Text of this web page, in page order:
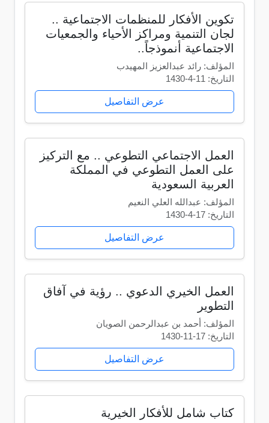
تكوين الأفكار للمنظمات الاجتماعية ..
لجان التنمية ومراكز الأحياء والجمعيات
الاجتماعية أنموذجاً..
المؤلف: رائد عبدالعزيز المهيدب
التاريخ: 11-4-1430
عرض التفاصيل
العمل الاجتماعي التطوعي .. مع التركيز
على العمل التطوعي في المملكة
العربية السعودية
المؤلف: عبدالله العلي النعيم
التاريخ: 17-4-1430
عرض التفاصيل
العمل الخيري الدعوي .. رؤية في آفاق
التطوير
المؤلف: أحمد بن عبدالرحمن الصويان
التاريخ: 17-11-1430
عرض التفاصيل
كتاب شامل للأفكار الخيرية